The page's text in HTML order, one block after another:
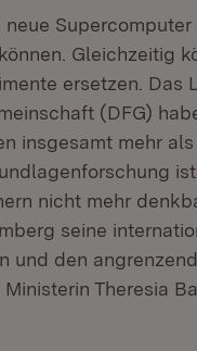
Gleichzeitig
ersetzen. Das
(DFG)
insgesamt mehr
nicht mehr
seine
und den
Theresia